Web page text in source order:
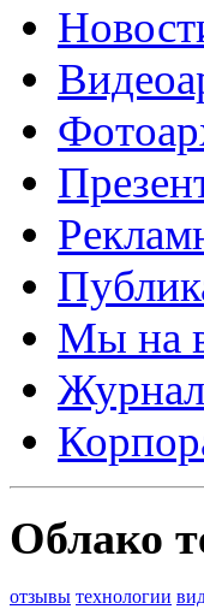
Мы на
Облако
отзывы технологии